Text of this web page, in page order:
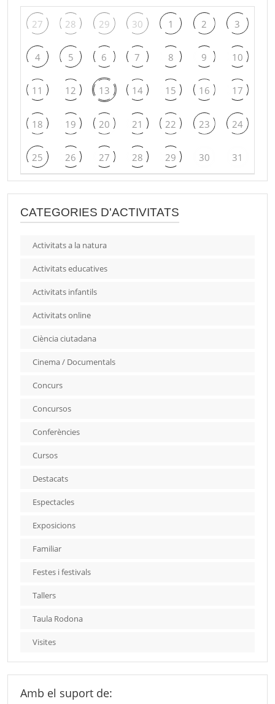
27 28 29 30 1 2 3
4 5 6 7 8 9 10
11 12 13 14 15 16 17
18 19 20 21 22 23 24
25 26 27 28 29 30 31
CATEGORIES D'ACTIVITATS
Activitats a la natura
Activitats educatives
Activitats infantils
Activitats online
Ciència ciutadana
Cinema / Documentals
Concurs
Concursos
Conferències
Cursos
Destacats
Espectacles
Exposicions
Familiar
Festes i festivals
Tallers
Taula Rodona
Visites
Amb el suport de: